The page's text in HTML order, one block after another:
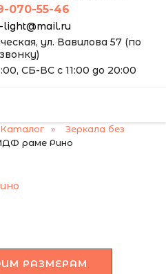
070-55-46
light@mail.ru
ул. Вавилова 57 (по
звонку)
СБ-ВС с 11:00 до 20:00
Каталог
Зеркала без
раме Рино
РАЗМЕРАМ